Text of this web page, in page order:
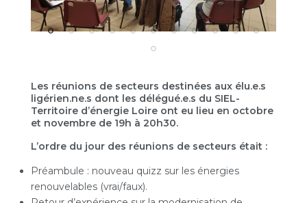
Les réunions de secteurs destinées aux élu.e.s
ligérien.ne.s dont les délégué.e.s du SIEL-
Territoire d’énergie Loire ont eu lieu en octobre
et novembre de 19h à 20h30.
L’ordre du jour des réunions de secteurs était :
Préambule : nouveau quizz sur les énergies
renouvelables (vrai/faux).